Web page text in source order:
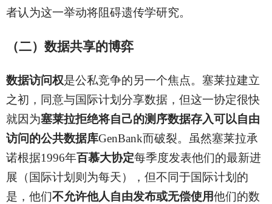
者认为这一举动将阻碍遗传学研究。
（二）数据共享的博弈
数据访问权是公私竞争的另一个焦点。塞莱拉建立
之初，同意与国际计划分享数据，但这一协定很快
就因为塞莱拉拒绝将自己的测序数据存入可以自由
访问的公共数据库GenBank而破裂。虽然塞莱拉承
诺根据1996年百慕大协定每季度发表他们的最新进
展（国际计划则为每天），但不同于国际计划的
是，他们不允许他人自由发布或无偿使用他们的数